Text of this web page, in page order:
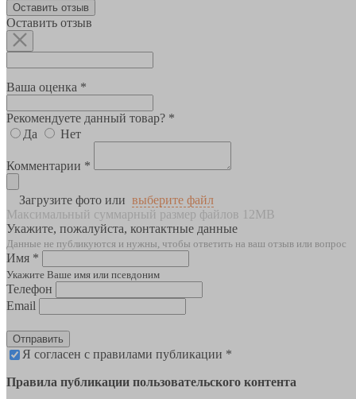
Оставить отзыв
Оставить отзыв
Ваша оценка *
Рекомендуете данный товар? *
Да
Нет
Комментарии *
Загрузите фото или выберите файл
Максимальный суммарный размер файлов 12MB
Укажите, пожалуйста, контактные данные
Данные не публикуются и нужны, чтобы ответить на ваш отзыв или вопрос
Имя *
Укажите Ваше имя или псевдоним
Телефон
Email
Отправить
Я согласен с правилами публикации *
Правила публикации пользовательского контента